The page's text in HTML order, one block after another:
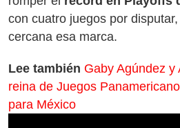
con cuatro juegos por
cercana esa marca.
Lee también Gaby Agúndez y
reina de Juegos
para México